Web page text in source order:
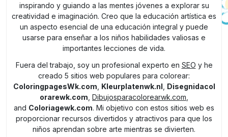
inspirando y guiando a las mentes jóvenes a explorar su
creatividad e imaginación. Creo que la educación artística es
un aspecto esencial de una educación integral y puede
usarse para enseñar a los niños habilidades valiosas e
importantes lecciones de vida.
Fuera del trabajo, soy un profesional experto en SEO y he
creado 5 sitios web populares para colorear:
ColoringpagesWk.com Kleurplatenwk.nl Disegnidacol
orarewk.com Dibujosparacolorearwk.com
and Coloriagewk.com. Mi objetivo con estos sitios web es
proporcionar recursos divertidos y atractivos para que los
niños aprendan sobre arte mientras se divierten.